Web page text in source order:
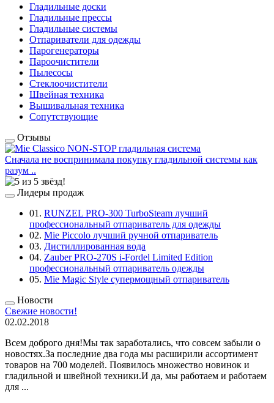
Гладильные доски
Гладильные прессы
Гладильные системы
Отпариватели для одежды
Парогенераторы
Пароочистители
Пылесосы
Стеклоочистители
Швейная техника
Вышивальная техника
Сопутствующие
Отзывы
Сначала не воспринимала покупку гладильной системы как
разум ..
Лидеры продаж
01. RUNZEL PRO-300 TurboSteam лучший
профессиональный отпариватель для одежды
02. Mie Piccolo лучший ручной отпариватель
03. Дистиллированная вода
04. Zauber PRO-270S i-Fordel Limited Edition
профессиональный отпариватель одежды
05. Mie Magic Style супермощный отпариватель
Новости
Свежие новости!
02.02.2018
Всем доброго дня!Мы так заработались, что совсем забыли о
новостях.За последние два года мы расширили ассортимент
товаров на 700 моделей. Появилось множество новинок и
гладильной и швейной техники.И да, мы работаем и работаем
для ...